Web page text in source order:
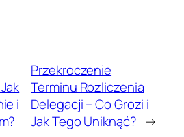
i
Przekroczenie
Terminu Rozliczenia
Delegacji – Co Grozi i
Jak Tego Uniknąć? →